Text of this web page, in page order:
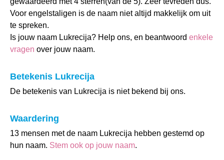
Voor engelstaligen is de naam niet altijd makkelijk om uit
te spreken.
Is jouw naam Lukrecija? Help ons, en beantwoord enkele
vragen over jouw naam.
Betekenis Lukrecija
De betekenis van Lukrecija is niet bekend bij ons.
Waardering
13 mensen met de naam Lukrecija hebben gestemd op
hun naam. Stem ook op jouw naam.